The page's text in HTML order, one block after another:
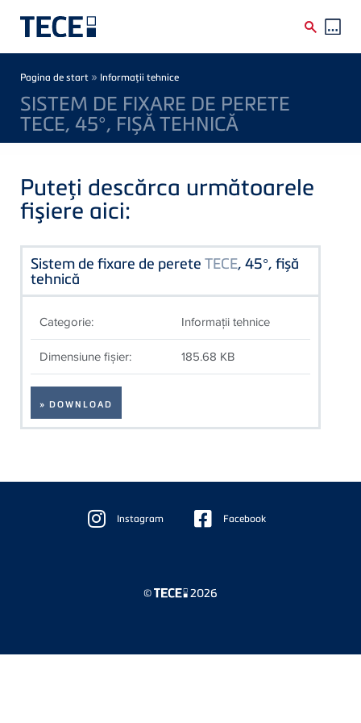
Breadcrumb
Pagina de start » Informaţii tehnice
SISTEM DE FIXARE DE PERETE
TECE, 45°, FIȘĂ TEHNICĂ
Puteţi descărca următoarele
fişiere aici:
Sistem de fixare de perete TECE, 45°, fișă
tehnică
Categorie: Informaţii tehnice
Dimensiune fişier: 185.68 KB
» DOWNLOAD
Instagram Facebook
© 2026